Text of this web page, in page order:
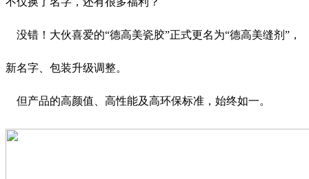
没错！大伙喜爱的“德高美瓷胶”正式更名为“德高美缝剂”，
新名字、包装升级调整。
但产品的高颜值、高性能及高环保标准，始终如一。